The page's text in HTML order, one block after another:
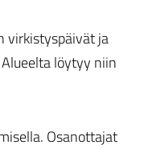
virkistyspäivät ja
löytyy niin
Osanottajat